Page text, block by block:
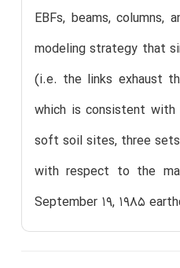
EBFs, beams,
modeling strategy that
(i.e. the links exhaust
which is consistent with
soft soil sites, three
with respect to the
September 19, 1985